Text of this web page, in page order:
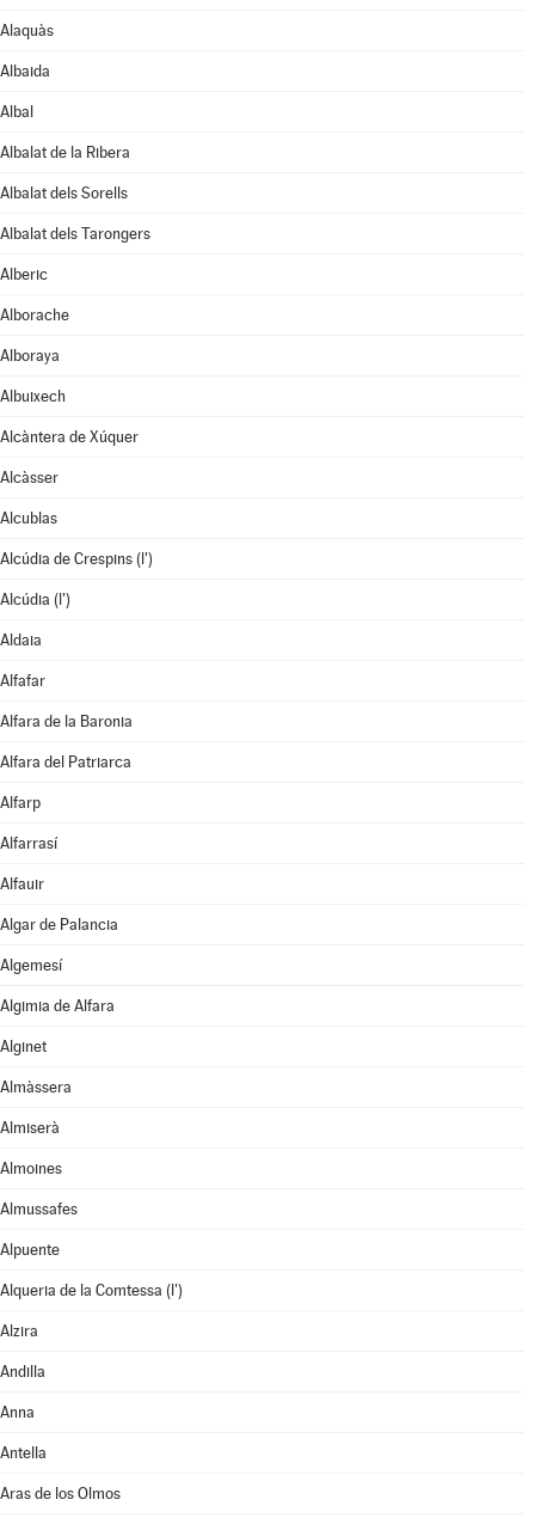
Alaquàs
Albaida
Albal
Albalat de la Ribera
Albalat dels Sorells
Albalat dels Tarongers
Alberic
Alborache
Alboraya
Albuixech
Alcàntera de Xúquer
Alcàsser
Alcublas
Alcúdia de Crespins (l')
Alcúdia (l')
Aldaia
Alfafar
Alfara de la Baronia
Alfara del Patriarca
Alfarp
Alfarrasí
Alfauir
Algar de Palancia
Algemesí
Algimia de Alfara
Alginet
Almàssera
Almiserà
Almoines
Almussafes
Alpuente
Alqueria de la Comtessa (l')
Alzira
Andilla
Anna
Antella
Aras de los Olmos